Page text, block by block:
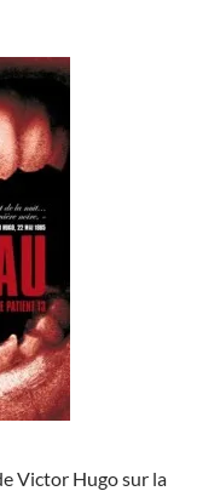
Victor Hugo sur la